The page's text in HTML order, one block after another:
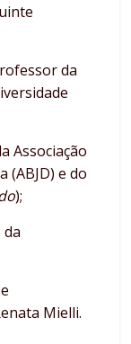
da
Associação
(ABJD) e do
);
Mielli.